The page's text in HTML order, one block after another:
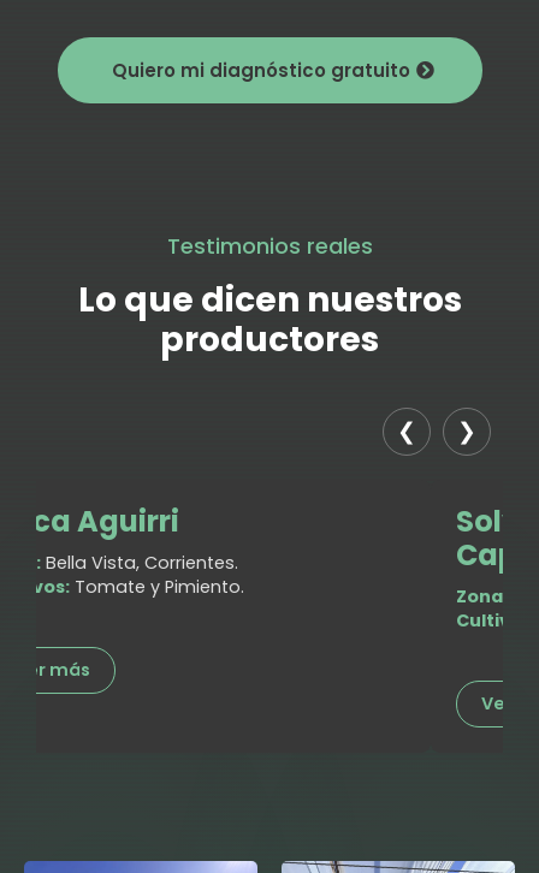
Quiero mi diagnóstico gratuito
Testimonios reales
Lo que dicen nuestros
productores
❮ ❯
Aguirri
Bella Vista, Corrientes.
Tomate y Pimiento.
Ver más
Zona:
Cultivo:
Ver